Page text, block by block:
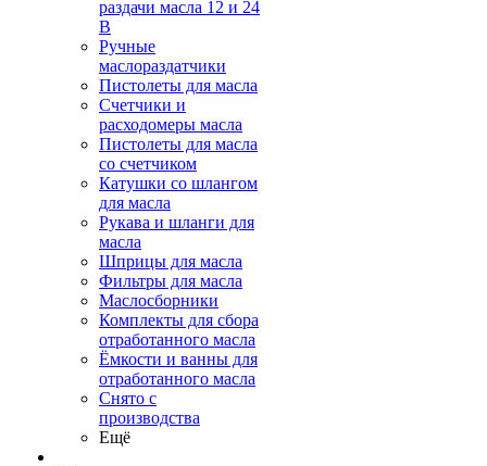
раздачи масла 12 и 24
В
Ручные
маслораздатчики
Пистолеты для масла
Счетчики и
расходомеры масла
Пистолеты для масла
со счетчиком
Катушки со шлангом
для масла
Рукава и шланги для
масла
Шприцы для масла
Фильтры для масла
Маслосборники
Комплекты для сбора
отработанного масла
Ёмкости и ванны для
отработанного масла
Снято с
производства
Ещё